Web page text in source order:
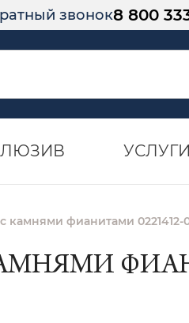
звонок8 800
УСЛУГИ
камнями фианитами 0221412-